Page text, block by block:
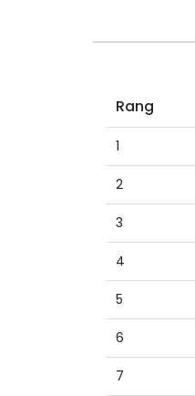
Rang
1
2
3
4
5
6
7